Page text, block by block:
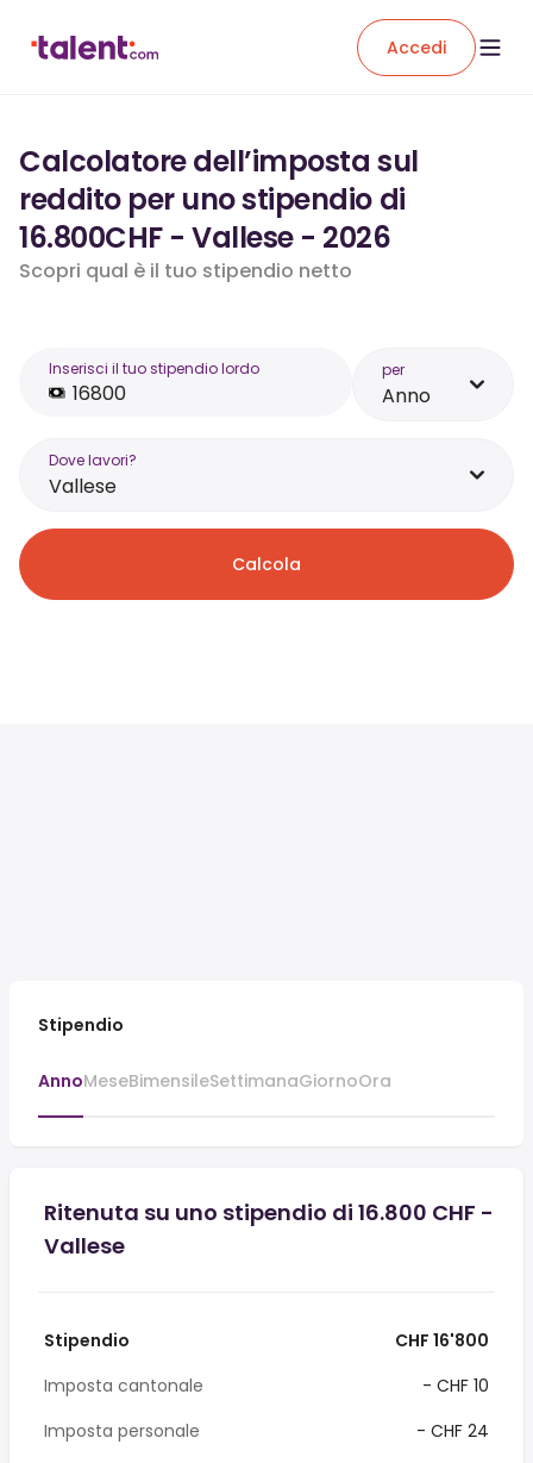
Accedi
Calcolatore dell’imposta sul
reddito per uno stipendio di
16.800CHF - Vallese - 2026
Scopri qual è il tuo stipendio netto
Inserisci il tuo stipendio lordo per
Anno
Dove lavori?
Vallese
Calcola
Stipendio
AnnoMeseBimensileSettimanaGiornoOra
Ritenuta su uno stipendio di 16.800 CHF -
Vallese
Stipendio
CHF 16'800
Imposta cantonale
- CHF 10
Imposta personale
- CHF 24